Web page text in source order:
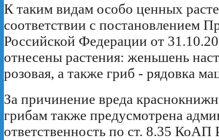
К таким видам особо ценных
соответствии с постановлением
Российской Федерации от
отнесены растения: женьшень
розовая, а также гриб - рядовка
За причинение вреда
грибам также предусмотрена
ответственность по ст. 8.35 КоАП